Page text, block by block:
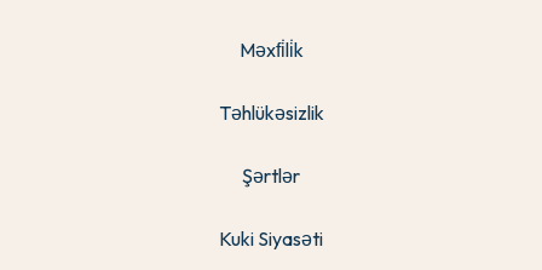
Məxfi̇li̇k
Təhlükəsizlik
Şərtlər
Kuki Siyasəti